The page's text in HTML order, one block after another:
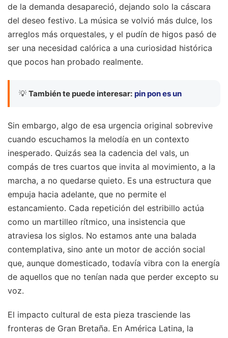
de la demanda desapareció, dejando solo la cáscara
del deseo festivo. La música se volvió más dulce, los
arreglos más orquestales, y el pudín de higos pasó de
ser una necesidad calórica a una curiosidad histórica
que pocos han probado realmente.
💡 También te puede interesar: pin pon es un
Sin embargo, algo de esa urgencia original sobrevive
cuando escuchamos la melodía en un contexto
inesperado. Quizás sea la cadencia del vals, un
compás de tres cuartos que invita al movimiento, a la
marcha, a no quedarse quieto. Es una estructura que
empuja hacia adelante, que no permite el
estancamiento. Cada repetición del estribillo actúa
como un martilleo rítmico, una insistencia que
atraviesa los siglos. No estamos ante una balada
contemplativa, sino ante un motor de acción social
que, aunque domesticado, todavía vibra con la energía
de aquellos que no tenían nada que perder excepto su
voz.
El impacto cultural de esta pieza trasciende las
fronteras de Gran Bretaña. En América Latina, la